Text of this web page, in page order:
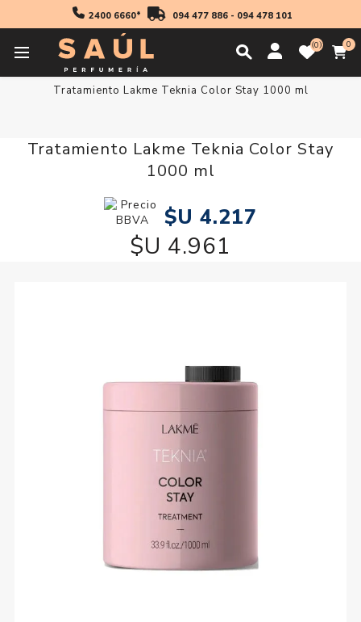
2400 6660* 094 477 886- 094 478 101
0 0
Profesionales
Tratamiento Lakme Teknia Color Stay 1000 ml
Tratamiento Lakme Teknia Color Stay
1000 ml
$U 4.217
$U 4.961